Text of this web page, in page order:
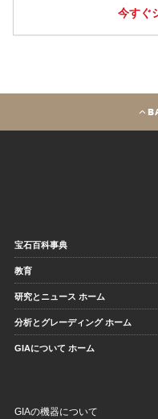
今すぐ
宝石百科事典
教育
研究とニュース ホーム
分析とグレーディング ホーム
GIAについて ホーム
GIAの機器について